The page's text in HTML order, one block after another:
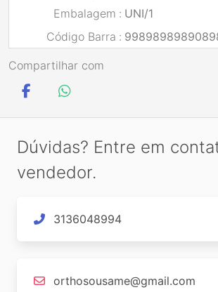
Embalagem : UNI/1
Código Barra :
Compartilhar com
Dúvidas? Entre em
vendedor.
3136048994
orthosousame@gmail.com